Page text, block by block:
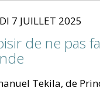
7 JUILLET 2025
de ne pas
Tekila, de